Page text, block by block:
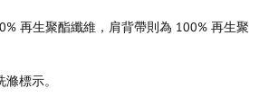
再生聚酯纖維，肩背帶則為 100% 再生聚
標示。